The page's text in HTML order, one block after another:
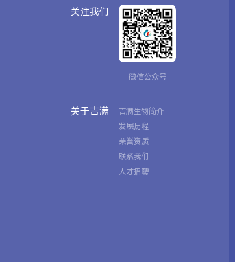
关注我们
微信公众号
关于吉满
吉满生物简介
发展历程
荣誉资质
联系我们
人才招聘